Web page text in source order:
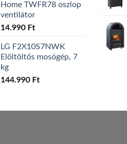
Home TWFR78 oszlop
ventilátor
14.990 Ft
LG F2X10S7NWK
Elöltöltős mosógép, 7
kg
144.990 Ft